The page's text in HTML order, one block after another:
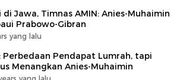
di Jawa, Timnas AMIN: Anies-Muhaimin
Prabowo-Gibran
yang lalu
Perbedaan Pendapat Lumrah, tapi
Menangkan Anies-Muhaimin